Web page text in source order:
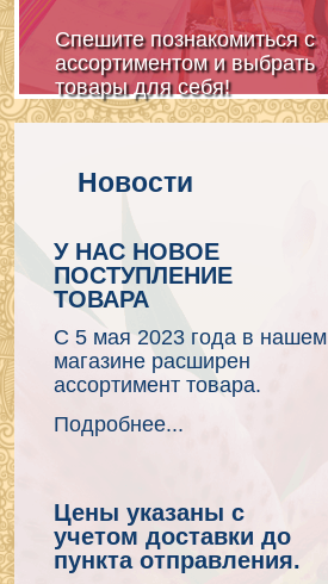
Спешите познакомиться с
ассортиментом и выбрать
товары для себя!
Новости
У НАС НОВОЕ
ПОСТУПЛЕНИЕ
ТОВАРА
С 5 мая 2023 года в нашем
магазине расширен
ассортимент товара.
Подробнее...
Цены указаны с
учетом доставки до
пункта отправления.